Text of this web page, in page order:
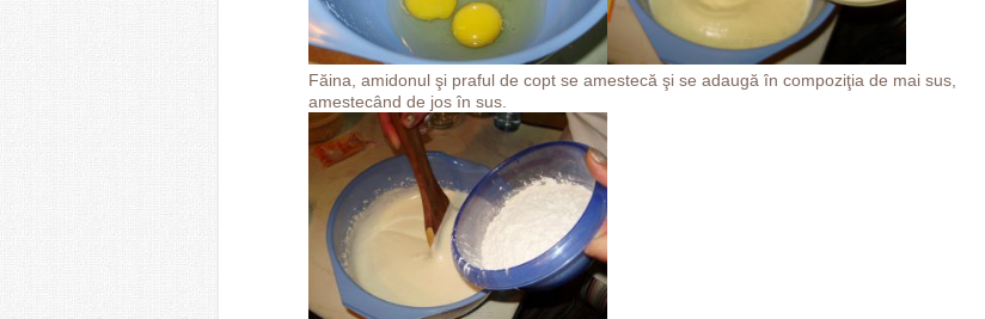
Făina, amidonul şi praful de copt se amestecă şi se adaugă în compoziţia de mai sus,
amestecând de jos în sus.